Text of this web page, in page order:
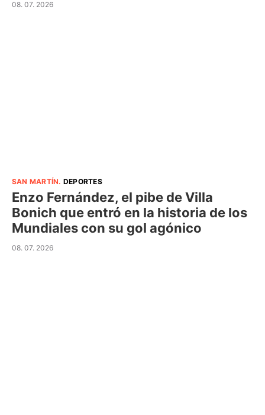
08. 07. 2026
SAN MARTÍN. DEPORTES
Enzo Fernández, el pibe de Villa
Bonich que entró en la historia de los
Mundiales con su gol agónico
08. 07. 2026